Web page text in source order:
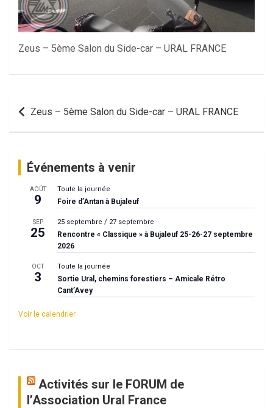
Zeus – 5ème Salon du Side-car – URAL FRANCE
Navigation
Zeus – 5ème Salon du Side-car – URAL FRANCE
Événements à venir
AOÛT
9
Toute la journée
Foire d’Antan à Bujaleuf
SEP
25
25 septembre / 27 septembre
Rencontre « Classique » à Bujaleuf 25-26-27 septembre
2026
OCT
3
Toute la journée
Sortie Ural, chemins forestiers – Amicale Rétro
Cant’Avey
Voir le calendrier
Activités sur le FORUM de
l’Association Ural France